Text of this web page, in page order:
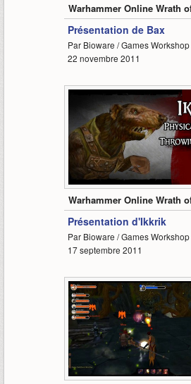
Warhammer Online Wrath
Présentation de Bax
Par Bioware / Games Workshop
22 novembre 2011
Warhammer Online Wrath
Présentation d'Ikkrik
Par Bioware / Games Workshop
17 septembre 2011